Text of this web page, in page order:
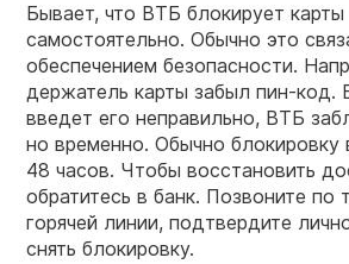
Бывает, что ВТБ блокирует карты
самостоятельно. Обычно это
обеспечением безопасности.
держатель карты забыл пин-код.
введет его неправильно, ВТБ
но временно. Обычно блокировку
48 часов. Чтобы восстановить
обратитесь в банк. Позвоните по
горячей линии, подтвердите
снять блокировку.